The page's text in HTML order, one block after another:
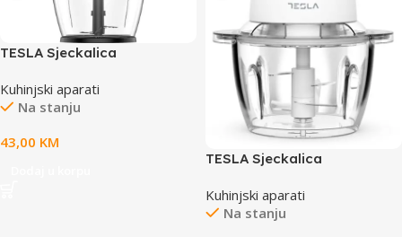
TESLA Sjeckalica
FC300BTESLA Sjeckalica
FC300B
Kuhinjski aparati
Na stanju
43,00 KM
TESLA Sjeckalica
Kapacitet 1 L; 4 inox oštrice
na 2 nivoa; staklena pos
Kuhinjski aparati
Na stanju